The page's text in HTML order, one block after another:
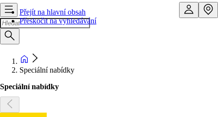
Přejít na hlavní obsah
Přeskočit na vyhledávání
Speciální nabídky
Speciální nabídky